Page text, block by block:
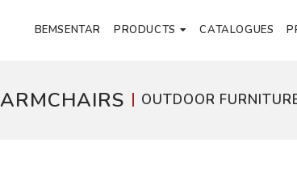
BEMSENTAR PRODUCTS CATALOGUES
ARMCHAIRS OUTDOOR